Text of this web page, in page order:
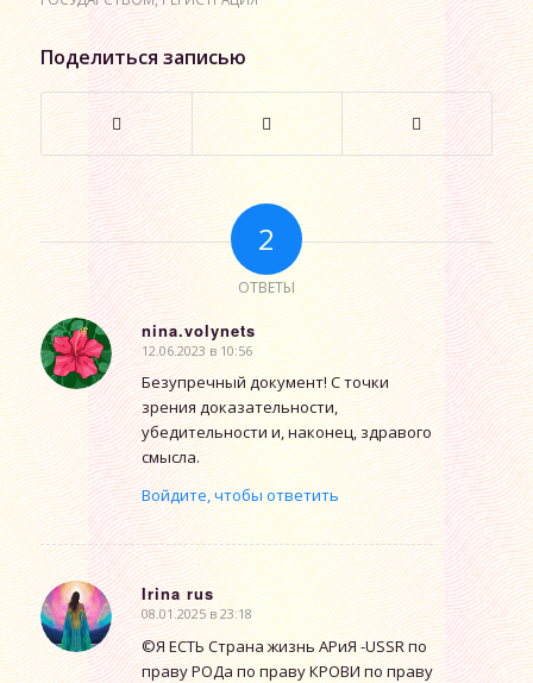
Поделиться записью
2
ОТВЕТЫ
nina.volynets
говорит:
12.06.2023 в 10:56
Безупречный документ! С точки
зрения доказательности,
убедительности и, наконец, здравого
смысла.
Войдите, чтобы ответить
Irina rus
говорит:
08.01.2025 в 23:18
©Я ЕСТЬ Страна жизнь АРиЯ -USSR по
праву РОДа по праву КРОВИ по праву